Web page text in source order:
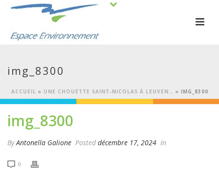
img_8300
ACCUEIL » UNE CHOUETTE SAINT-NICOLAS À LEUVEN… » IMG_8300
img_8300
ByAntonella Galione Posted décembre 17, 2024 In
0